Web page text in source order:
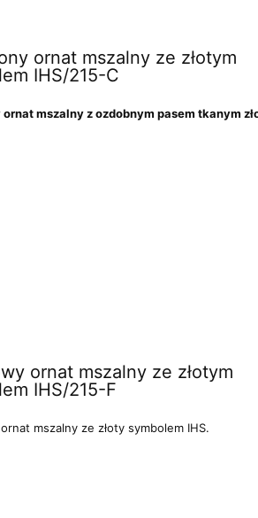
ornat mszalny ze złotym
IHS/215-C
mszalny z ozdobnym pasem tkanym
ornat mszalny ze złotym
IHS/215-F
mszalny ze złoty symbolem IHS.